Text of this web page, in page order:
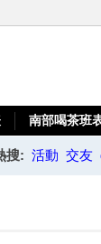
南部喝茶班
搜: 活動 交友